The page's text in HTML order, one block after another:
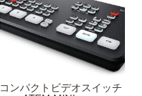
コンパクトビデオスイッチ